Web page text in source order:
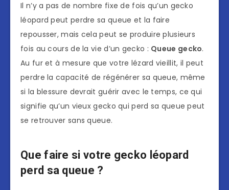
Il n’y a pas de nombre fixe de fois qu’un gecko
léopard peut perdre sa queue et la faire
repousser, mais cela peut se produire plusieurs
fois au cours de la vie d’un gecko : Queue gecko.
Au fur et à mesure que votre lézard vieillit, il peut
perdre la capacité de régénérer sa queue, même
si la blessure devrait guérir avec le temps, ce qui
signifie qu’un vieux gecko qui perd sa queue peut
se retrouver sans queue.
Que faire si votre gecko léopard
perd sa queue ?